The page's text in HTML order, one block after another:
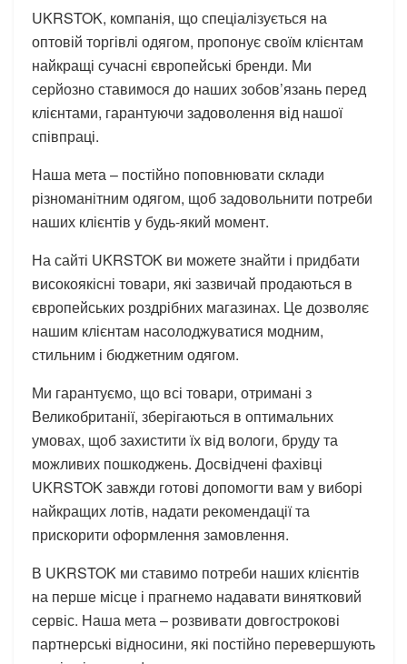
UKRSTOK, компанія, що спеціалізується на
оптовій торгівлі одягом, пропонує своїм клієнтам
найкращі сучасні європейські бренди. Ми
серйозно ставимося до наших зобов’язань перед
клієнтами, гарантуючи задоволення від нашої
співпраці.
Наша мета – постійно поповнювати склади
різноманітним одягом, щоб задовольнити потреби
наших клієнтів у будь-який момент.
На сайті UKRSTOK ви можете знайти і придбати
високоякісні товари, які зазвичай продаються в
європейських роздрібних магазинах. Це дозволяє
нашим клієнтам насолоджуватися модним,
стильним і бюджетним одягом.
Ми гарантуємо, що всі товари, отримані з
Великобританії, зберігаються в оптимальних
умовах, щоб захистити їх від вологи, бруду та
можливих пошкоджень. Досвідчені фахівці
UKRSTOK завжди готові допомогти вам у виборі
найкращих лотів, надати рекомендації та
прискорити оформлення замовлення.
В UKRSTOK ми ставимо потреби наших клієнтів
на перше місце і прагнемо надавати винятковий
сервіс. Наша мета – розвивати довгострокові
партнерські відносини, які постійно перевершують